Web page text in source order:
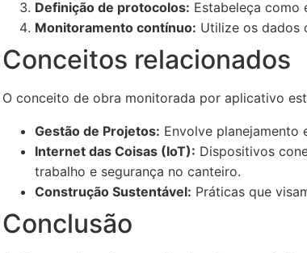
Definição de protocolos: Estabeleça como
Monitoramento contínuo: Utilize os dados
Conceitos relacionados
O conceito de obra monitorada por aplicativo
Gestão de Projetos: Envolve
Internet das Coisas (IoT): Dispositivos
trabalho e segurança no canteiro.
Construção Sustentável: Práticas que
Conclusão